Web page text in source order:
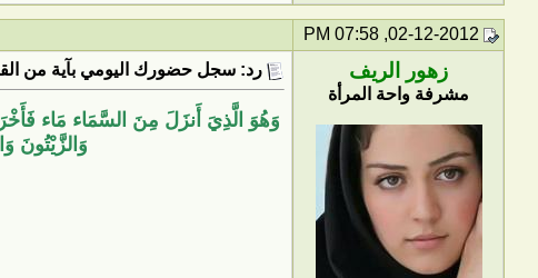
زهور الريف
مشرفة واحة المرأة
رد: سجل حضورك اليومي بآية من
وَهُوَ الَّذِيَ أَنزَلَ مِنَ السَّمَاء مَاء
وَالزَّيْتُونَ